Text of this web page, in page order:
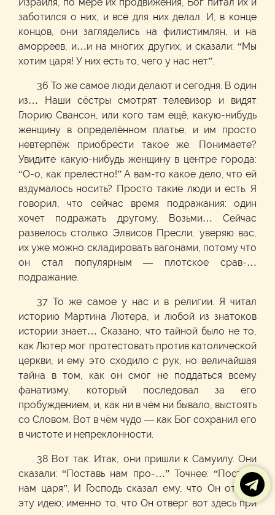
заботился о них, и всё для них делал. И, в конце
концов, они загляделись на филистимлян, и на
аморреев, и…и на многих других, и сказали: “Мы
хотим царя! У них есть то, чего у нас нет”.
36 То же самое люди делают и сегодня. В один
из… Наши сёстры смотрят телевизор и видят
Глорию Свансон, или кого там ещё, какую-нибудь
женщину в определённом платье, и им просто
невтерпёж приобрести такое же. Понимаете?
Увидите какую-нибудь женщину в центре города:
“О-о, как прелестно!” А вам-то какое дело, что ей
вздумалось носить? Просто такие люди и есть. Я
говорил, что сейчас время подражания: один
хочет подражать другому. Возьми… Сейчас
развелось столько Элвисов Пресли, уверяю вас,
их уже можно складировать вагонами, потому что
он стал популярным — плотское срав-…
подражание.
37 То же самое у нас и в религии. Я читал
историю Мартина Лютера, и любой из знатоков
истории знает… Сказано, что тайной было не то,
как Лютер мог протестовать против католической
церкви, и ему это сходило с рук, но величайшая
тайна в том, как он смог не поддаться всему
фанатизму, который последовал за его
пробуждением, и, как ни в чём ни бывало, выстоять
со Словом. Вот в чём чудо — как Бог сохранил его
в чистоте и непреклонности.
38 Вот так. Итак, они пришли к Самуилу. Они
сказали: “Поставь нам про-…” Точнее: “Поставь
нам царя”. И Господь сказал ему, что Он отверг
эту идею; именно то, что Он отверг вот здесь при